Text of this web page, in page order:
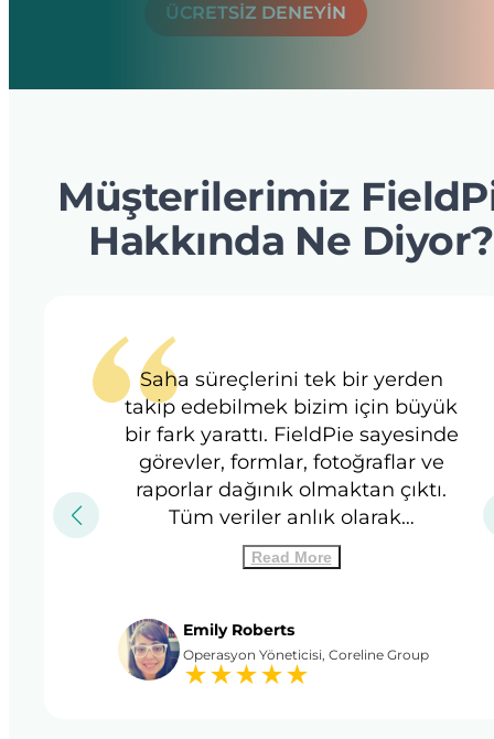
ÜCRETSİZ DENEYİN
Müşterilerimiz
Hakkında Ne Diyor?
Saha süreçlerini tek bir yerden
takip edebilmek bizim için büyük
bir fark yarattı. FieldPie sayesinde
görevler, formlar, fotoğraflar ve
raporlar dağınık olmaktan çıktı.
Tüm veriler anlık olarak…
Read More
Emily Roberts
Operasyon Yöneticisi, Coreline Group
★★★★★